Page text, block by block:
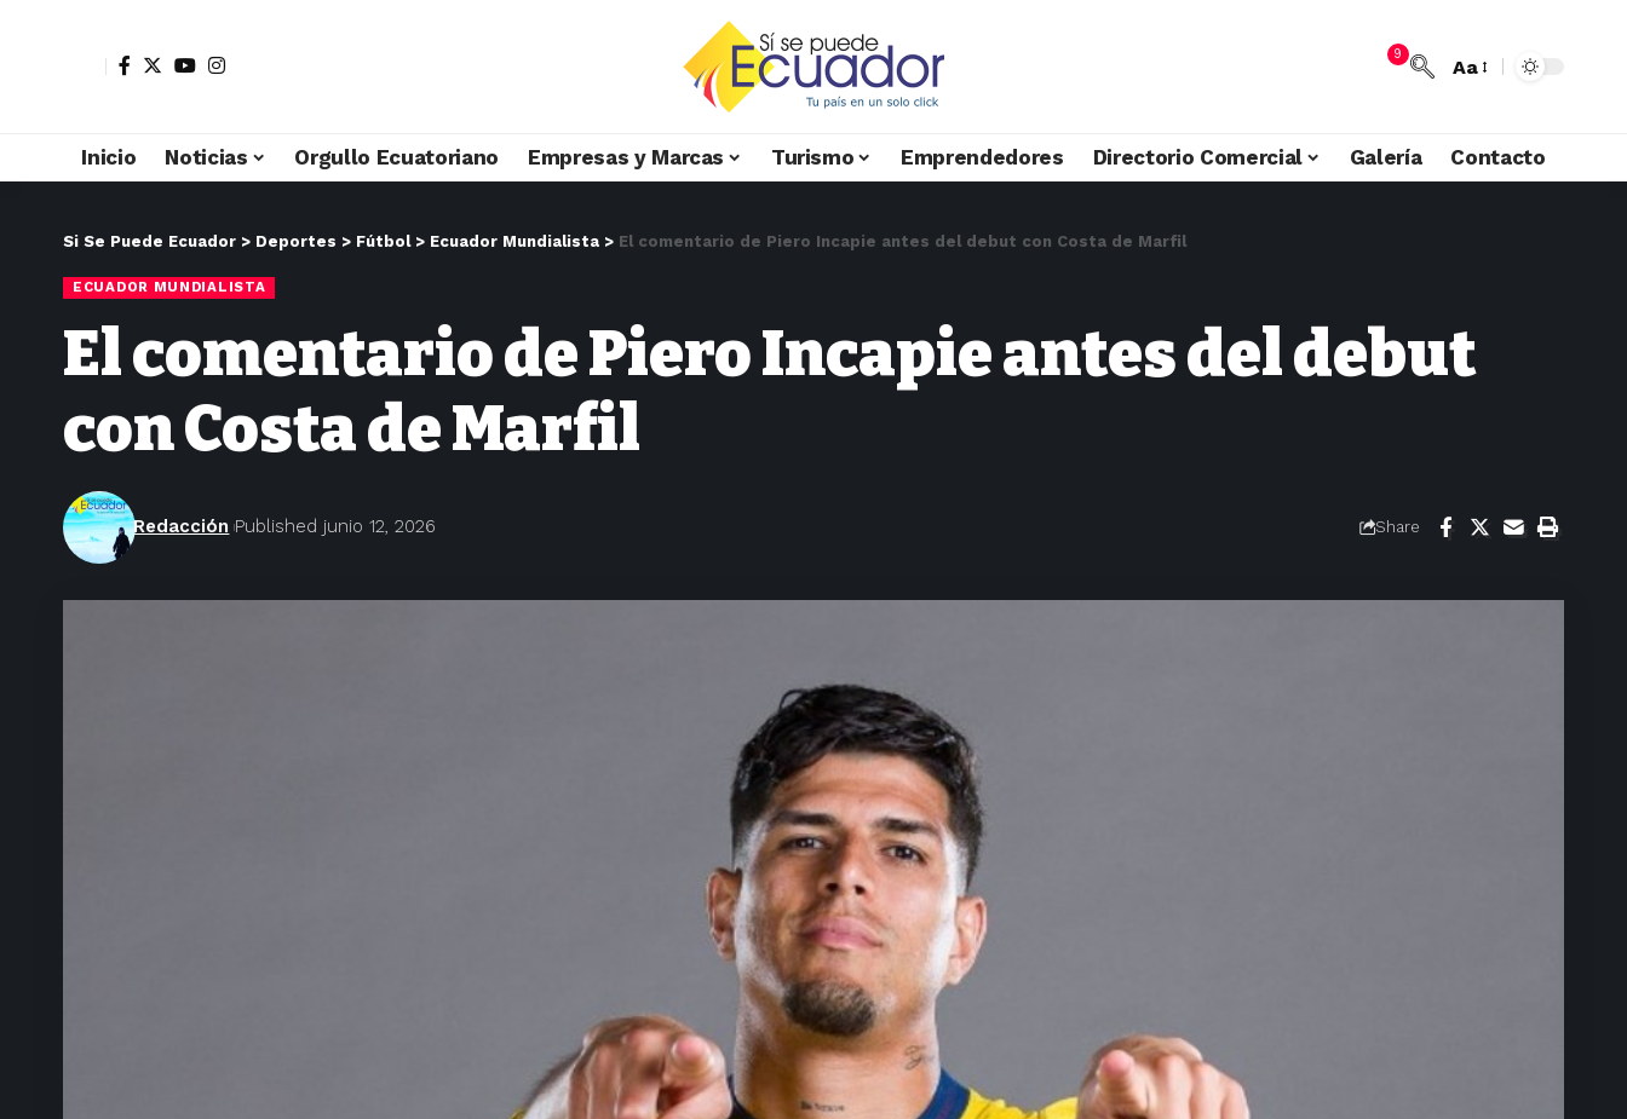
9
Aa
Inicio Noticias Orgullo Ecuatoriano Empresas y Marcas Turismo Emprendedores Directorio Comercial Galería Contacto
Si Se Puede Ecuador > Deportes > Fútbol> Ecuador Mundialista > El comentario de Piero Incapie antes del debut con Costa de Marfil
ECUADOR MUNDIALISTA
El comentario de Piero Incapie antes del debut
con Costa de Marfil
Redacción Published junio 12, 2026 Share